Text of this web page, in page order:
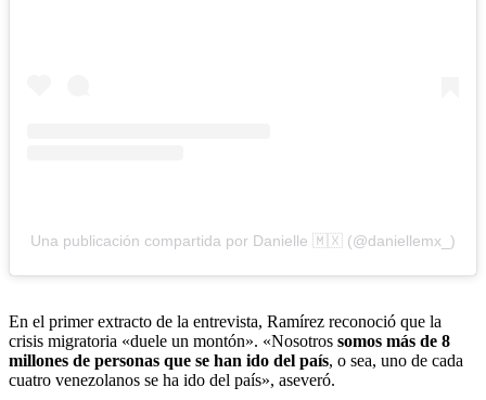
Una publicación compartida por Danielle 🇲🇽 (@daniellemx_)
En el primer extracto de la entrevista, Ramírez reconoció que la
crisis migratoria «duele un montón». «Nosotros somos más de 8
millones de personas que se han ido del país, o sea, uno de cada
cuatro venezolanos se ha ido del país», aseveró.